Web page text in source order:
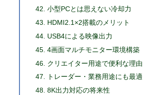
小型PCとは思えない冷却力
HDMI2.1×2搭載のメリット
USB4による映像出力
4画面マルチモニター環境構築
クリエイター用途で便利な理由
トレーダー・業務用途にも最適
8K出力対応の将来性